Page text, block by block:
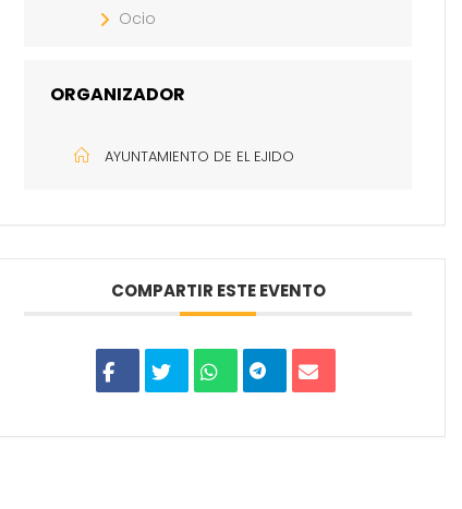
Ocio
ORGANIZADOR
AYUNTAMIENTO DE EL EJIDO
COMPARTIR ESTE EVENTO